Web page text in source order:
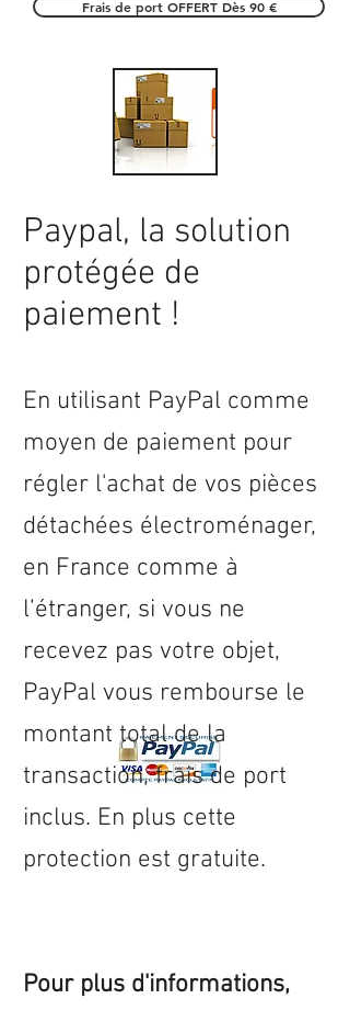
Frais de port OFFERT Dès 90 €
Paypal, la solution
protégée de
paiement !
En utilisant PayPal comme
moyen de paiement pour
régler l'achat de vos pièces
détachées électroménager,
en France comme à
l’étranger, si vous ne
recevez pas votre objet,
PayPal vous rembourse le
montant total de la
transaction, frais de port
inclus. En plus cette
protection est gratuite.
Pour plus d'informations,